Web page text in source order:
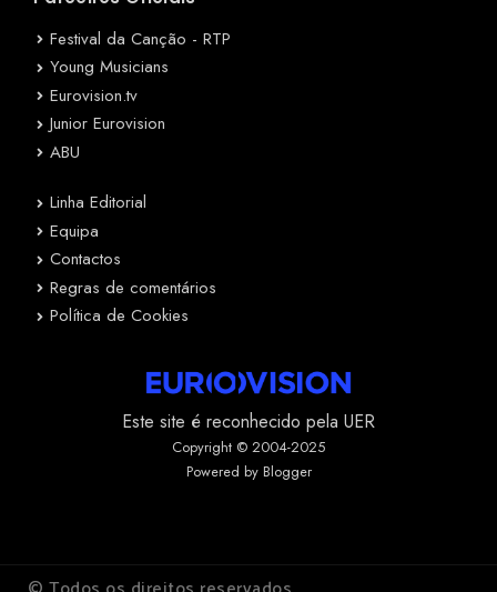
Festival da Canção - RTP
Young Musicians
Eurovision.tv
Junior Eurovision
ABU
Linha Editorial
Equipa
Contactos
Regras de comentários
Política de Cookies
Este site é reconhecido pela UER
Copyright © 2004-2025
Powered by Blogger